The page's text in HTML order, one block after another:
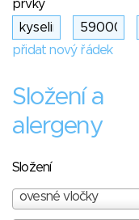
prvky
přidat nový řádek
Složení a
alergeny
Složení
ovesné vločky